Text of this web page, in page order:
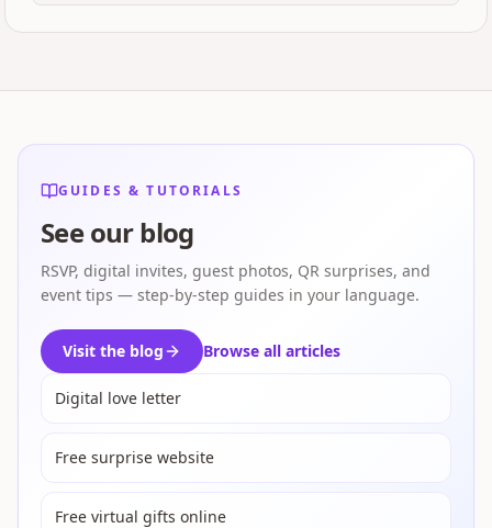
GUIDES & TUTORIALS
See our blog
RSVP, digital invites, guest photos, QR surprises, and
event tips — step-by-step guides in your language.
Visit the blog Browse all articles
Digital love letter
Free surprise website
Free virtual gifts online